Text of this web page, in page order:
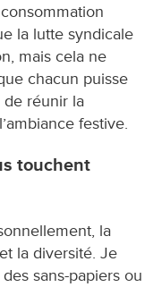
la lutte syndicale
mais cela ne
chacun puisse
de réunir la
festive.
touchent
la
la diversité. Je
sans-papiers ou